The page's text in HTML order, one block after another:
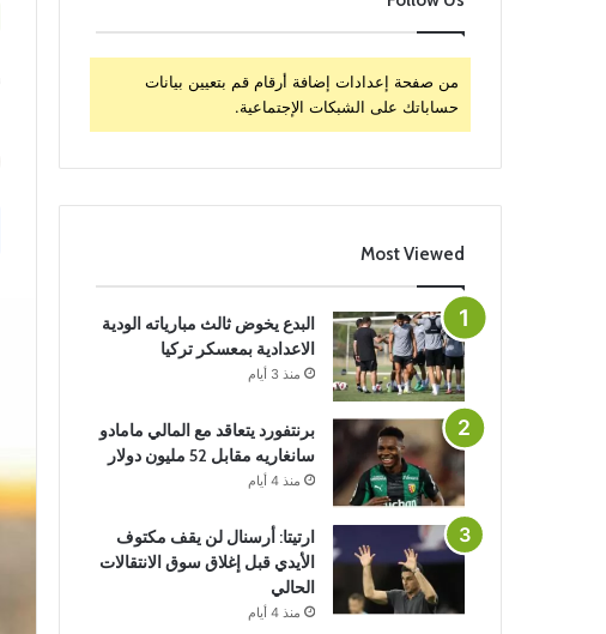
من صفحة إعدادات إضافة أرقام قم بتعيين بيانات
حساباتك على الشبكات الإجتماعية.
Most Viewed
البدع يخوض ثالث مبارياته الودية
الاعدادية بمعسكر تركيا
منذ 3 أيام
برنتفورد يتعاقد مع المالي مامادو
سانغاريه مقابل 52 مليون دولار
منذ 4 أيام
ارتيتا: أرسنال لن يقف مكتوف
الأيدي قبل إغلاق سوق الانتقالات
الحالي
منذ 4 أيام